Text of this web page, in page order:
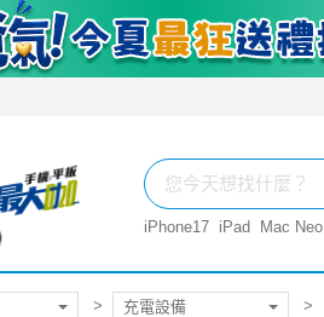
iPhone17 iPad Mac Neo
充電設備